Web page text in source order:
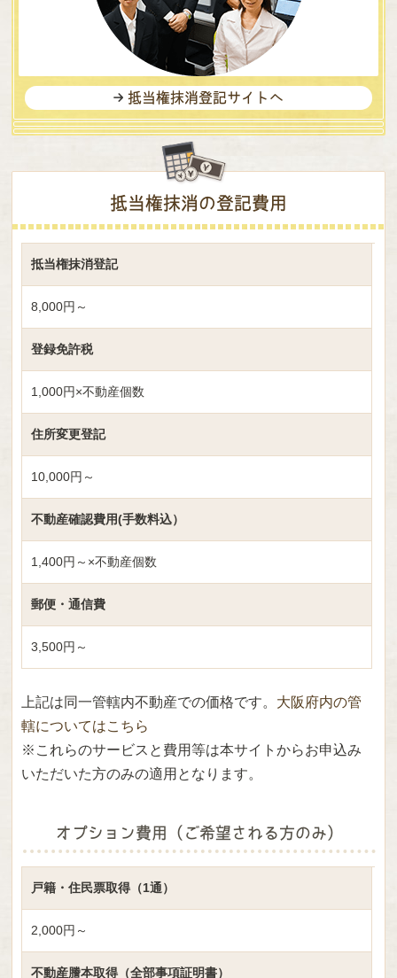
抵当権抹消登記サイトへ
抵当権抹消の登記費用
抵当権抹消登記
8,000円～
登録免許税
1,000円×不動産個数
住所変更登記
10,000円～
不動産確認費用(手数料込）
1,400円～×不動産個数
郵便・通信費
3,500円～
上記は同一管轄内不動産での価格です。 大阪府内の管
轄についてはこちら
※これらのサービスと費用等は本サイトからお申込み
いただいた方のみの適用となります。
オプション費用 （ご希望される方のみ）
戸籍・住民票取得（1通）
2,000円～
不動産謄本取得（全部事項証明書）